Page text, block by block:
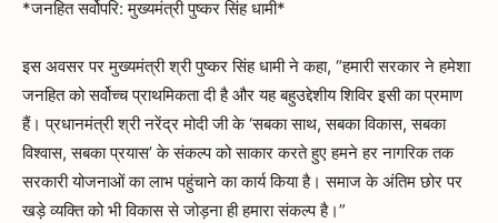
*जनहित सर्वोपरि: मुख्यमंत्री पुष्कर सिंह धामी*
इस अवसर पर मुख्यमंत्री श्री पुष्कर सिंह धामी ने कहा, “हमारी सरकार ने हमेशा
जनहित को सर्वोच्च प्राथमिकता दी है और यह बहुउद्देशीय शिविर इसी का प्रमाण
हैं। प्रधानमंत्री श्री नरेंद्र मोदी जी के ‘सबका साथ, सबका विकास, सबका
विश्वास, सबका प्रयास’ के संकल्प को साकार करते हुए हमने हर नागरिक तक
सरकारी योजनाओं का लाभ पहुंचाने का कार्य किया है। समाज के अंतिम छोर पर
खड़े व्यक्ति को भी विकास से जोड़ना ही हमारा संकल्प है।”